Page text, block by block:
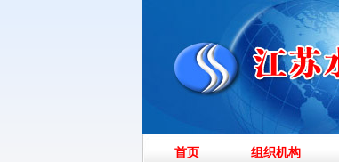
首页 组织机构